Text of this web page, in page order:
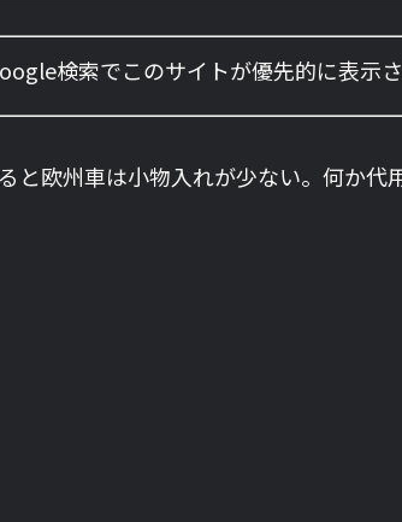
検索でこのサイトが優先的に表示
と欧州車は小物入れが少ない。何か